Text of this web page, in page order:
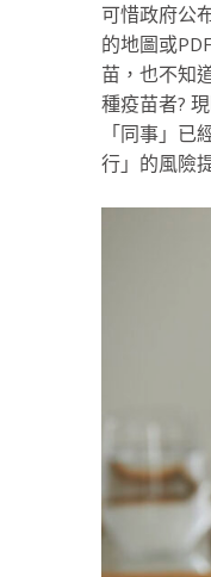
可惜政府公
的地圖或
苗，也不知
種疫苗者?
「同事」
行」的風險